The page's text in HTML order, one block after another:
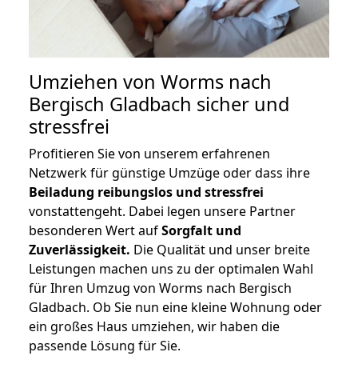
Umziehen von Worms nach
Bergisch Gladbach sicher und
stressfrei
Profitieren Sie von unserem erfahrenen
Netzwerk für günstige Umzüge oder dass ihre
Beiladung reibungslos und stressfrei
vonstattengeht. Dabei legen unsere Partner
besonderen Wert aufSorgfalt und
Zuverlässigkeit. Die Qualität und unser breite
Leistungen machen uns zu der optimalen Wahl
für Ihren Umzug von Worms nach Bergisch
Gladbach. Ob Sie nun eine kleine Wohnung oder
ein großes Haus umziehen, wir haben die
passende Lösung für Sie.